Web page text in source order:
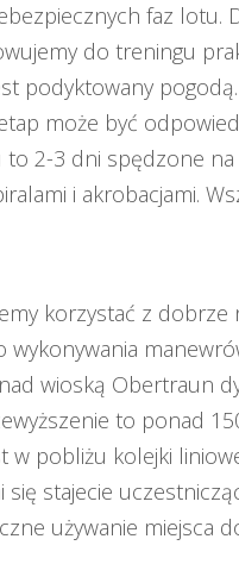
faz lotu.
do treningu
podyktowany
może być
to 2-3 dni spędzone
i akrobacjami.
korzystać z
wykonywania
wioską Obertraun
to ponad
w pobliżu kolejki
się stajecie
używanie miejsca